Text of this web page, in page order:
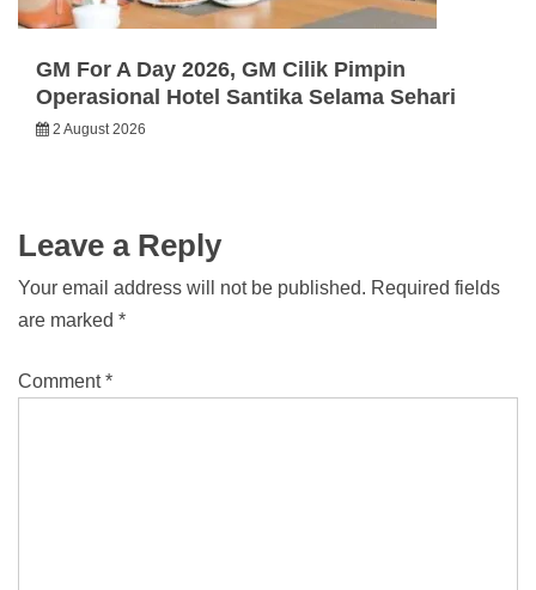
GM For A Day 2026, GM Cilik Pimpin
Operasional Hotel Santika Selama Sehari
2 August 2026
Leave a Reply
Your email address will not be published. Required fields
are marked *
Comment*